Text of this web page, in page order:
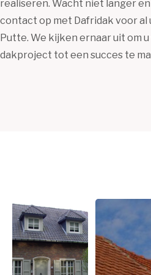
realiseren. Wacht niet langer
contact op met Dafridak voor
Putte. We kijken ernaar uit om
dakproject tot een succes te